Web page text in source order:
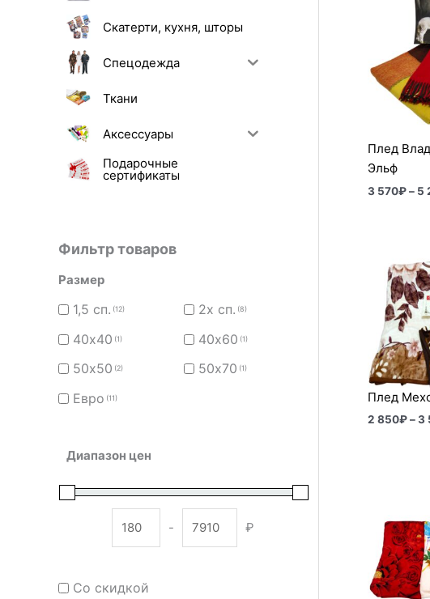
Скатерти, кухня, шторы
Спецодежда
Ткани
Аксессуары
Подарочные
сертификаты
Фильтр товаров
Размер
1,5 сп. (12) 2х сп. (8)
40х40 (1) 40х60 (1)
50х50 (2) 50х70 (1)
Евро (11)
Диапазон цен
- ₽
Со скидкой
Плед
Эльф
3 570₽ – 5
Плед
2 850₽ – 3